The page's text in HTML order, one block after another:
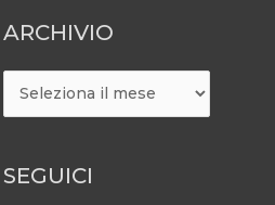
ARCHIVIO
ARCHIVIO
SEGUICI